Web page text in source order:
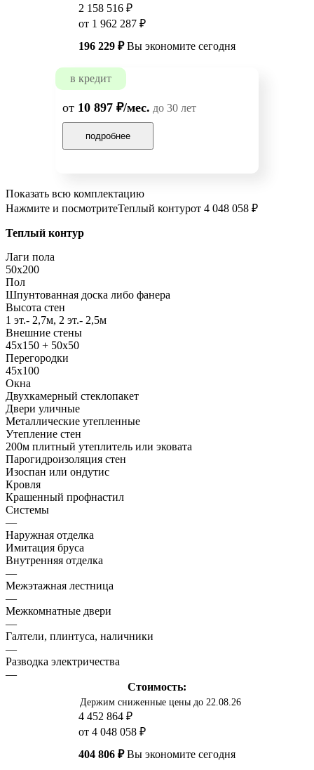
2 158 516 ₽
от 1 962 287 ₽
196 229 ₽Вы экономите сегодня
в кредит
от 10 897 ₽/мес. до 30 лет
подробнее
Показать всю комплектацию
Нажмите и посмотритеТеплый контурот 4 048 058 ₽
Теплый контур
Лаги пола
50x200
Пол
Шпунтованная доска либо фанера
Высота стен
1 эт.- 2,7м, 2 эт.- 2,5м
Внешние стены
45х150 + 50х50
Перегородки
45х100
Окна
Двухкамерный стеклопакет
Двери уличные
Металлические утепленные
Утепление стен
200м плитный утеплитель или эковата
Парогидроизоляция стен
Изоспан или ондутис
Кровля
Крашенный профнастил
Системы
—
Наружная отделка
Имитация бруса
Внутренняя отделка
—
Межэтажная лестница
—
Межкомнатные двери
—
Галтели, плинтуса, наличники
—
Разводка электричества
—
Стоимость:
Держим сниженные цены до 22.08.26
4 452 864 ₽
от 4 048 058 ₽
404 806 ₽Вы экономите сегодня